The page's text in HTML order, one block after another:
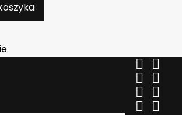
 
 
 
 